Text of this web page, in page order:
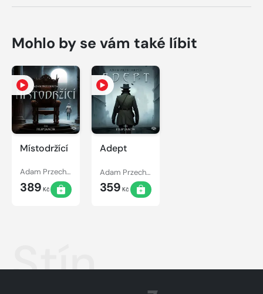
Mohlo by se vám také líbit
Místodržící
Adam Przechrzta
389 Kč
Adept
Adam Przechrzta
359 Kč
Stín